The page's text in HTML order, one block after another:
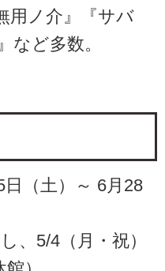
用ノ介』『サバ
など多数。
（土）～ 6月28
、5/4（月・祝）